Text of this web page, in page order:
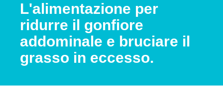
L'alimentazione per
ridurre il gonfiore
addominale e bruciare il
grasso in eccesso.